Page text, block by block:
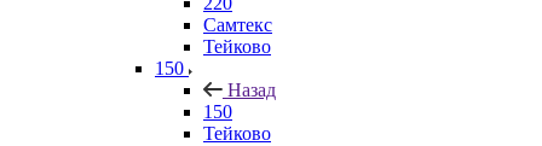
Самтекс
Тейково
150
Назад
150
Тейково